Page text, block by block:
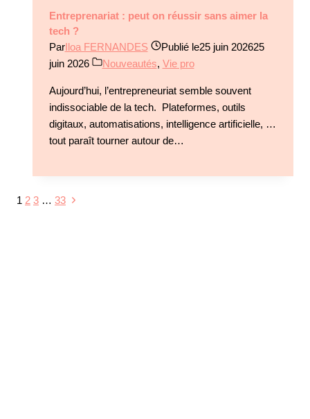
Entreprenariat : peut on réussir sans aimer la
tech ?
ParIloa FERNANDES Publié le25 juin 202625
juin 2026
Nouveautés, Vie pro
Aujourd’hui, l’entrepreneuriat semble souvent
indissociable de la tech. Plateformes, outils
digitaux, automatisations, intelligence artificielle, …
tout paraît tourner autour de…
1 2 3 … 33